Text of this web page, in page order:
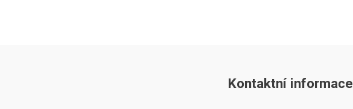
Kontaktní informace